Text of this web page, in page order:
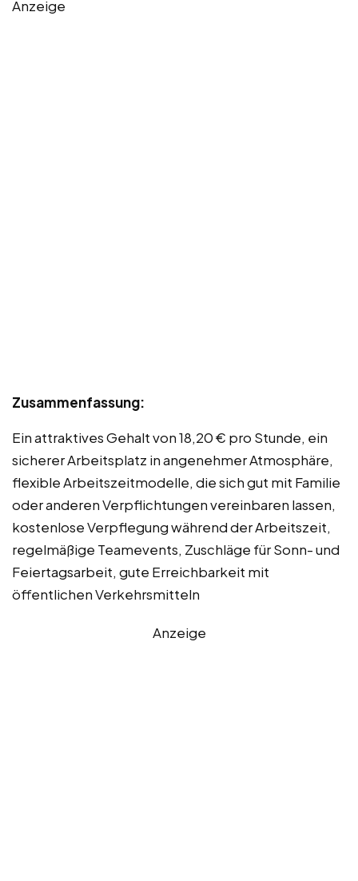
Anzeige
Zusammenfassung:
Ein attraktives Gehalt von 18,20 € pro Stunde, ein
sicherer Arbeitsplatz in angenehmer Atmosphäre,
flexible Arbeitszeitmodelle, die sich gut mit Familie
oder anderen Verpflichtungen vereinbaren lassen,
kostenlose Verpflegung während der Arbeitszeit,
regelmäßige Teamevents, Zuschläge für Sonn- und
Feiertagsarbeit, gute Erreichbarkeit mit
öffentlichen Verkehrsmitteln
Anzeige